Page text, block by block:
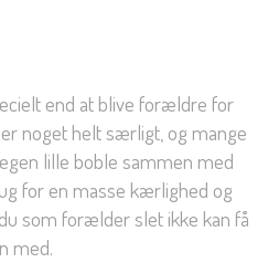
end at blive forældre for
noget helt særligt, og mange
lille boble sammen med
for en masse kærlighed og
som forælder slet ikke kan få
med.